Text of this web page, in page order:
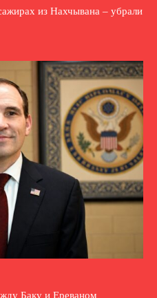
из Нахчывана – убрали
Баку и Ереваном